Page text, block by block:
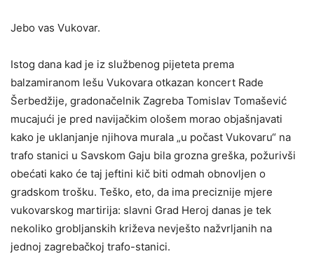
Jebo vas Vukovar.
Istog dana kad je iz službenog pijeteta prema
balzamiranom lešu Vukovara otkazan koncert Rade
Šerbedžije, gradonačelnik Zagreba Tomislav Tomašević
mucajući je pred navijačkim ološem morao objašnjavati
kako je uklanjanje njihova murala „u počast Vukovaru“ na
trafo stanici u Savskom Gaju bila grozna greška, požurivši
obećati kako će taj jeftini kič biti odmah obnovljen o
gradskom trošku. Teško, eto, da ima preciznije mjere
vukovarskog martirija: slavni Grad Heroj danas je tek
nekoliko grobljanskih križeva nevješto nažvrljanih na
jednoj zagrebačkoj trafo-stanici.